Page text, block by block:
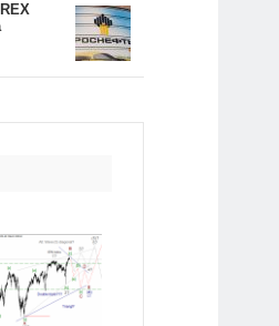
Долг «Роснефти»
5,2 триллиона